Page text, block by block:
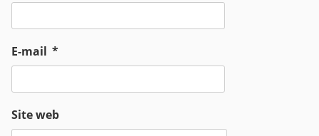
E-mail *
Site web